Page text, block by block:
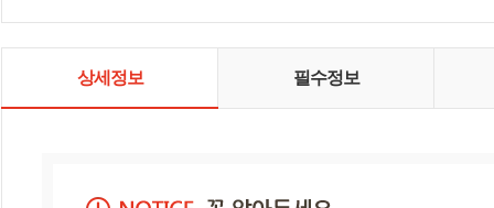
골어부는 바다와 자연을 담고 그리
상세정보 필수정보